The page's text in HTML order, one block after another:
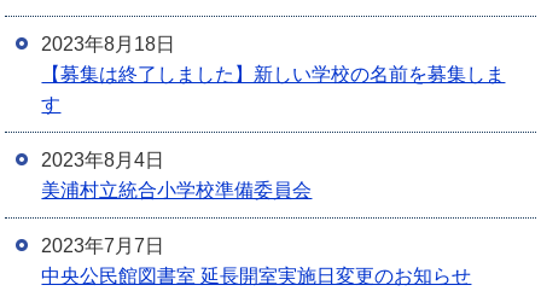
2023年8月18日
【募集は終了しました】新しい学校の名前を募集しま
す
2023年8月4日
美浦村立統合小学校準備委員会
2023年7月7日
中央公民館図書室 延長開室実施日変更のお知らせ